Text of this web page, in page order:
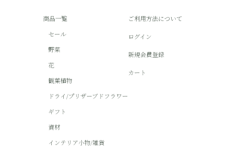
商品一覧
セール
野菜
花
観葉植物
ドライ/プリザーブドフラワー
ギフト
資材
インテリア小物/雑貨
ご利用方法について
ログイン
新規会員登録
カート